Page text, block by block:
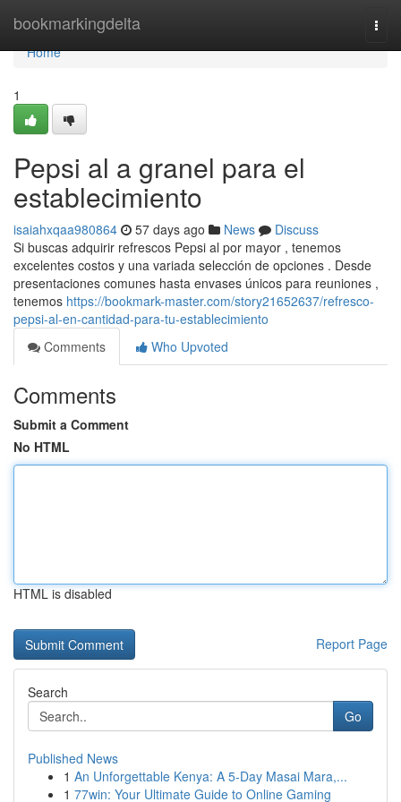
bookmarkingdelta
Home
Home
1
Pepsi al a granel para el
establecimiento
isaiahxqaa980864 57 days ago News
Discuss
Si buscas adquirir refrescos Pepsi al por mayor , tenemos
excelentes costos y una variada selección de opciones . Desde
presentaciones comunes hasta envases únicos para reuniones ,
tenemos https://bookmark-master.com/story21652637/refresco-
pepsi-al-en-cantidad-para-tu-establecimiento
Comments
Who Upvoted
Comments
Submit a Comment
No HTML
HTML is disabled
Report Page
Search
Go
Published News
1 An Unforgettable Kenya: A 5-Day Masai Mara,...
1 77win: Your Ultimate Guide to Online Gaming